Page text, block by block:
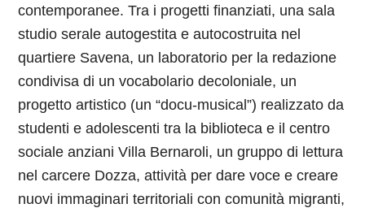
contemporanee. Tra i progetti finanziati, una sala
studio serale autogestita e autocostruita nel
quartiere Savena, un laboratorio per la redazione
condivisa di un vocabolario decoloniale, un
progetto artistico (un “docu-musical”) realizzato da
studenti e adolescenti tra la biblioteca e il centro
sociale anziani Villa Bernaroli, un gruppo di lettura
nel carcere Dozza, attività per dare voce e creare
nuovi immaginari territoriali con comunità migranti,